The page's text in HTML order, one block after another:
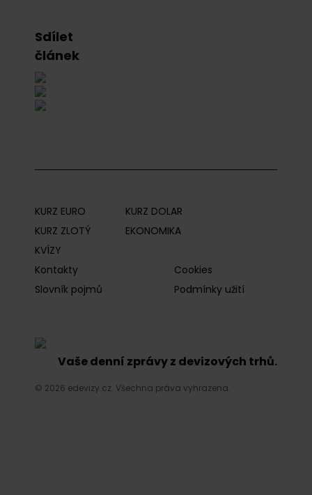
Sdílet
článek
KURZ EURO
KURZ DOLAR
KURZ ZLOTÝ
EKONOMIKA
KVÍZY
Kontakty
Cookies
Slovník pojmů
Podmínky užití
Vaše denní zprávy z devizových trhů.
© 2026 edevizy.cz. Všechna práva vyhrazena.